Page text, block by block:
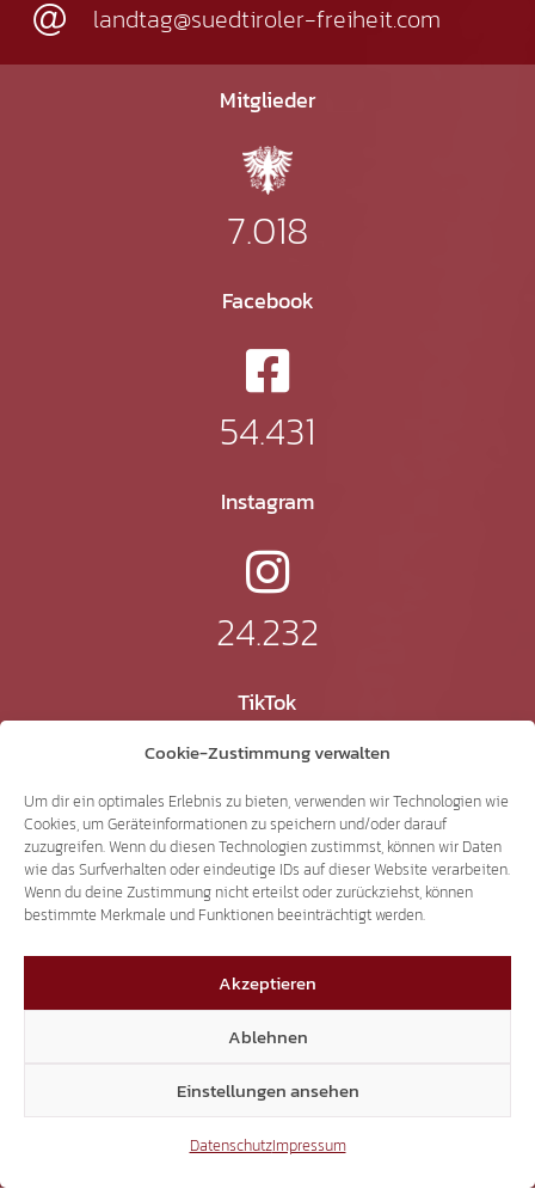
Cookie-Zustimmung verwalten
Um dir ein optimales Erlebnis zu bieten, verwenden wir Technologien wie
Cookies, um Geräteinformationen zu speichern und/oder darauf
zuzugreifen. Wenn du diesen Technologien zustimmst, können wir Daten
wie das Surfverhalten oder eindeutige IDs auf dieser Website verarbeiten.
Wenn du deine Zustimmung nicht erteilst oder zurückziehst, können
bestimmte Merkmale und Funktionen beeinträchtigt werden.
Akzeptieren
Ablehnen
Einstellungen ansehen
DatenschutzImpressum
landtag@suedtiroler-freiheit.com
Mitglieder
7.018
Facebook
54.431
Instagram
24.232
TikTok
41.370
X
3.507
Threads